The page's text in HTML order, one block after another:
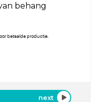
behang
betaalde productie.
next